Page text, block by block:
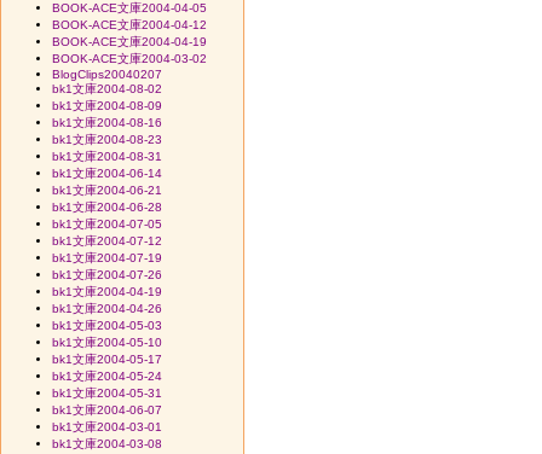
BOOK-ACE文庫2004-04-05
BOOK-ACE文庫2004-04-12
BOOK-ACE文庫2004-04-19
BOOK-ACE文庫2004-03-02
BlogClips20040207
bk1文庫2004-08-02
bk1文庫2004-08-09
bk1文庫2004-08-16
bk1文庫2004-08-23
bk1文庫2004-08-31
bk1文庫2004-06-14
bk1文庫2004-06-21
bk1文庫2004-06-28
bk1文庫2004-07-05
bk1文庫2004-07-12
bk1文庫2004-07-19
bk1文庫2004-07-26
bk1文庫2004-04-19
bk1文庫2004-04-26
bk1文庫2004-05-03
bk1文庫2004-05-10
bk1文庫2004-05-17
bk1文庫2004-05-24
bk1文庫2004-05-31
bk1文庫2004-06-07
bk1文庫2004-03-01
bk1文庫2004-03-08